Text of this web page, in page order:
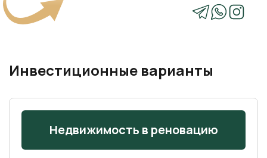
Инвестиционные варианты
Недвижимость в реновацию